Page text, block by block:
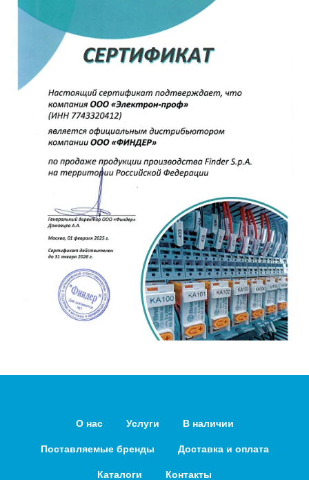
О нас Услуги В наличии
Поставляемые бренды Доставка и оплата
Каталоги Контакты